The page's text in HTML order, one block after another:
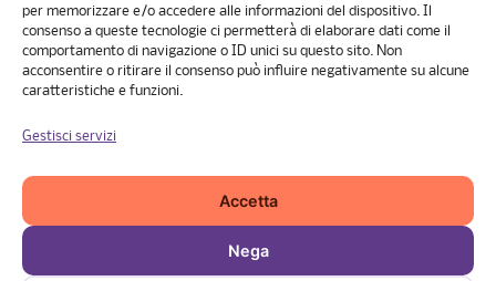
per memorizzare e/o accedere alle informazioni del dispositivo. Il
consenso a queste tecnologie ci permetterà di elaborare dati come il
comportamento di navigazione o ID unici su questo sito. Non
acconsentire o ritirare il consenso può influire negativamente su alcune
caratteristiche e funzioni.
Gestisci servizi
Accetta
Nega
Banco Posta
PreviMedical
UniSalute